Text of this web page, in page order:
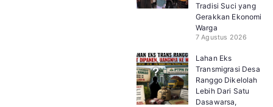
Tradisi Suci yang
Gerakkan Ekonomi
Warga
7 Agustus 2026
Lahan Eks
Transmigrasi Desa
Ranggo Dikelolah
Lebih Dari Satu
Dasawarsa,